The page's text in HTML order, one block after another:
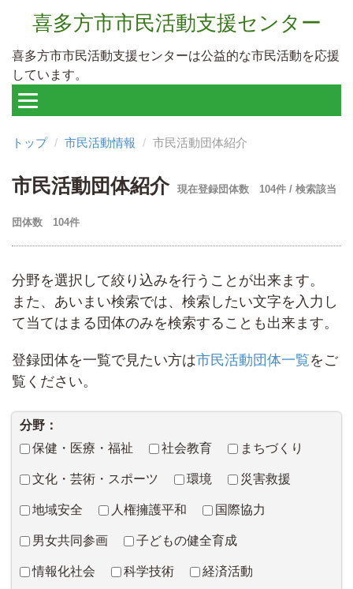
喜多方市市民活動支援センター
喜多方市市民活動支援センターは公益的な市民活動を応援
しています。
トップ 市民活動情報 市民活動団体紹介
市民活動団体紹介 現在登録団体数 104件 / 検索該当
団体数 104件
分野を選択して絞り込みを行うことが出来ます。
また、あいまい検索では、検索したい文字を入力し
て当てはまる団体のみを検索することも出来ます。
登録団体を一覧で見たい方は市民活動団体一覧をご
覧ください。
分野：
保健・医療・福祉
社会教育 まちづくり
文化・芸術・スポーツ 環境 災害救援
地域安全 人権擁護平和 国際協力
男女共同参画 子どもの健全育成
情報化社会 科学技術 経済活動